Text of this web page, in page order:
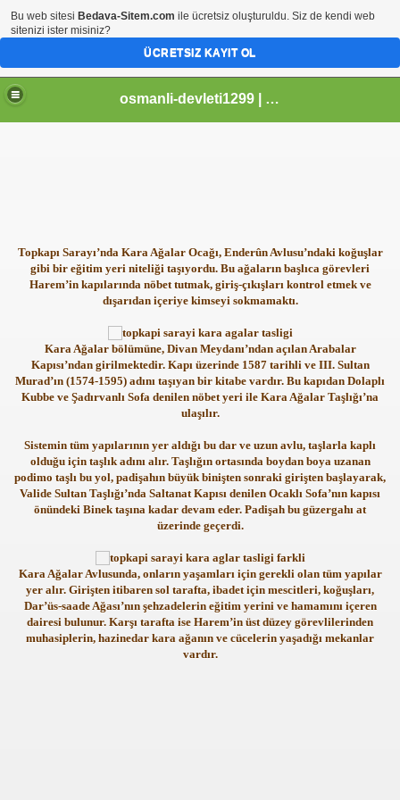
osmanli-devleti1299 | Osmanli Devleti | osmanli padisahlari | osmanli vezirleri | Osmanli Ansiklopedi Bilgileri
Topkapı Sarayı’nda Kara Ağalar Ocağı, Enderûn Avlusu’ndaki koğuşlar
gibi bir eğitim yeri niteliği taşıyordu. Bu ağaların başlıca görevleri
Harem’in kapılarında nöbet tutmak, giriş-çıkışları kontrol etmek ve
dışarıdan içeriye kimseyi sokmamaktı.
Kara Ağalar bölümüne, Divan Meydanı’ndan açılan Arabalar
Kapısı’ndan girilmektedir. Kapı üzerinde 1587 tarihli ve III. Sultan
Murad’ın (1574-1595) adını taşıyan bir kitabe vardır. Bu kapıdan Dolaplı
Kubbe ve Şadırvanlı Sofa denilen nöbet yeri ile Kara Ağalar Taşlığı’na
ulaşılır.
Sistemin tüm yapılarının yer aldığı bu dar ve uzun avlu, taşlarla kaplı
olduğu için taşlık adını alır. Taşlığın ortasında boydan boya uzanan
podimo taşlı bu yol, padişahın büyük binişten sonraki girişten başlayarak,
Valide Sultan Taşlığı’nda Saltanat Kapısı denilen Ocaklı Sofa’nın kapısı
önündeki Binek taşına kadar devam eder. Padişah bu güzergahı at
üzerinde geçerdi.
Kara Ağalar Avlusunda, onların yaşamları için gerekli olan tüm yapılar
yer alır. Girişten itibaren sol tarafta, ibadet için mescitleri, koğuşları,
Dar’üs-saade Ağası’nın şehzadelerin eğitim yerini ve hamamını içeren
dairesi bulunur. Karşı tarafta ise Harem’in üst düzey görevlilerinden
muhasiplerin, hazinedar kara ağanın ve cücelerin yaşadığı mekanlar
vardır.
Bu web sitesi Bedava-Sitem.com ile ücretsiz oluşturuldu. Siz de kendi web
sitenizi ister misiniz?
ÜCRETSIZ KAYIT OL